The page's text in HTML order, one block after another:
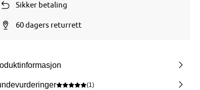
Sikker betaling
60 dagers returrett
(1)